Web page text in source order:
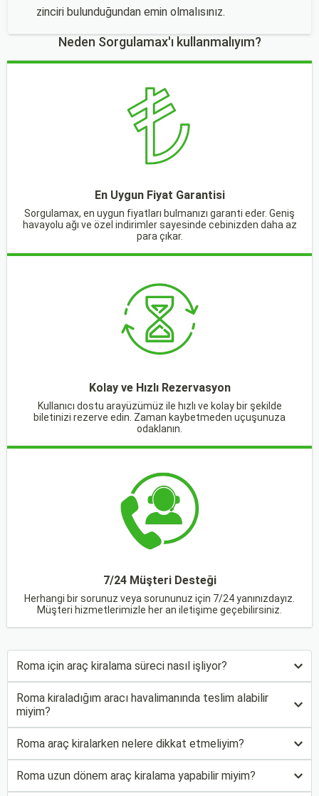
zinciri bulunduğundan emin olmalısınız.
Neden Sorgulamax'ı kullanmalıyım?
En Uygun Fiyat Garantisi
Sorgulamax, en uygun fiyatları bulmanızı garanti eder. Geniş
havayolu ağı ve özel indirimler sayesinde cebinizden daha az
para çıkar.
Kolay ve Hızlı Rezervasyon
Kullanıcı dostu arayüzümüz ile hızlı ve kolay bir şekilde
biletinizi rezerve edin. Zaman kaybetmeden uçuşunuza
odaklanın.
7/24 Müşteri Desteği
Herhangi bir sorunuz veya sorununuz için 7/24 yanınızdayız.
Müşteri hizmetlerimizle her an iletişime geçebilirsiniz.
Roma için araç kiralama süreci nasıl işliyor?
Roma kiraladığım aracı havalimanında teslim alabilir
miyim?
Roma araç kiralarken nelere dikkat etmeliyim?
Roma uzun dönem araç kiralama yapabilir miyim?